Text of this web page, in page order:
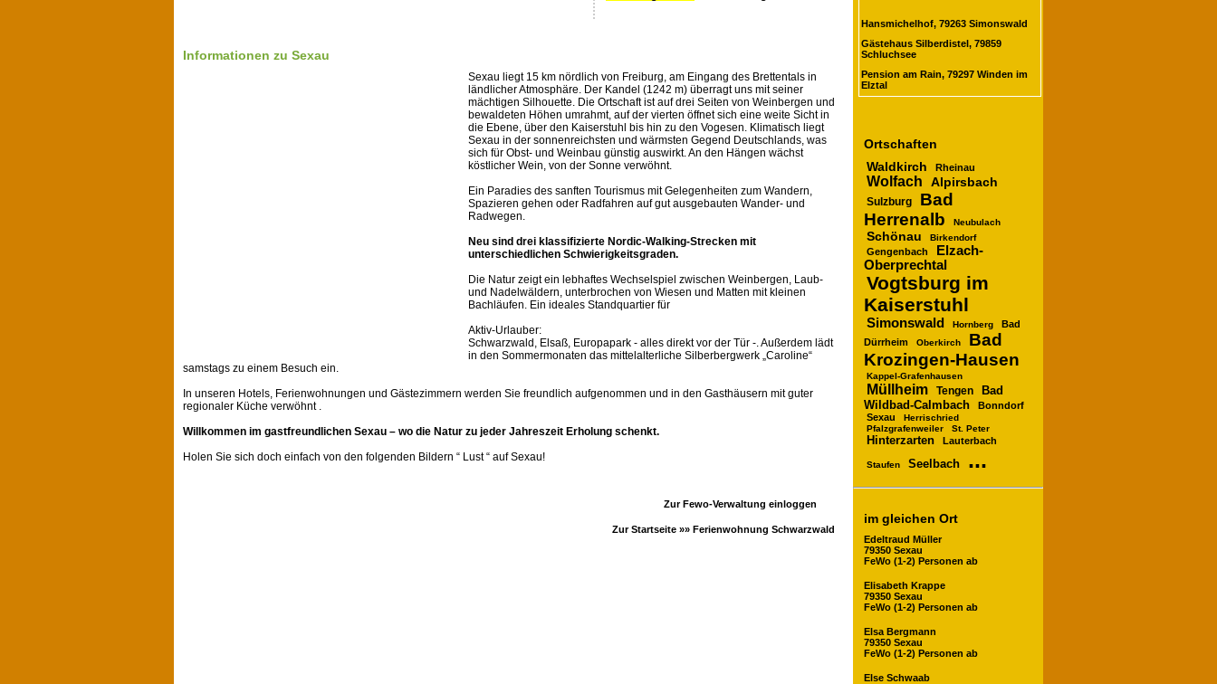
Informationen zu Sexau
Sexau liegt 15 km nördlich von Freiburg, am Eingang des Brettentals in
ländlicher Atmosphäre. Der Kandel (1242 m) überragt uns mit seiner
mächtigen Silhouette. Die Ortschaft ist auf drei Seiten von Weinbergen und
bewaldeten Höhen umrahmt, auf der vierten öffnet sich eine weite Sicht in
die Ebene, über den Kaiserstuhl bis hin zu den Vogesen. Klimatisch liegt
Sexau in der sonnenreichsten und wärmsten Gegend Deutschlands, was
sich für Obst- und Weinbau günstig auswirkt. An den Hängen wächst
köstlicher Wein, von der Sonne verwöhnt.
Ein Paradies des sanften Tourismus mit Gelegenheiten zum Wandern,
Spazieren gehen oder Radfahren auf gut ausgebauten Wander- und
Radwegen.
Neu sind drei klassifizierte Nordic-Walking-Strecken mit
unterschiedlichen Schwierigkeitsgraden.
Die Natur zeigt ein lebhaftes Wechselspiel zwischen Weinbergen, Laub-
und Nadelwäldern, unterbrochen von Wiesen und Matten mit kleinen
Bachläufen. Ein ideales Standquartier für
Aktiv-Urlauber:
Schwarzwald, Elsaß, Europapark - alles direkt vor der Tür -. Außerdem lädt
in den Sommermonaten das mittelalterliche Silberbergwerk „Caroline“
samstags zu einem Besuch ein.
In unseren Hotels, Ferienwohnungen und Gästezimmern werden Sie freundlich aufgenommen und in den Gasthäusern mit guter
regionaler Küche verwöhnt .
Willkommen im gastfreundlichen Sexau – wo die Natur zu jeder Jahreszeit Erholung schenkt.
Holen Sie sich doch einfach von den folgenden Bildern “ Lust “ auf Sexau!
Zur Fewo-Verwaltung einloggen
Zur Startseite »» Ferienwohnung Schwarzwald
Hansmichelhof, 79263 Simonswald
Gästehaus Silberdistel, 79859
Schluchsee
Pension am Rain, 79297 Winden im
Elztal
Ortschaften
Waldkirch Rheinau
Wolfach Alpirsbach
Sulzburg
Bad
Herrenalb
Neubulach
Schönau Birkendorf
Gengenbach
Elzach-
Oberprechtal
Vogtsburg im
Kaiserstuhl
Simonswald Hornberg
Bad
Dürrheim
Oberkirch
Bad
Krozingen-Hausen
Kappel-Grafenhausen
Müllheim Tengen
Bad
Wildbad-Calmbach
Bonndorf
Sexau
Herrischried
Pfalzgrafenweiler
St. Peter
Hinterzarten Lauterbach
Staufen Seelbach ...
im gleichen Ort
Edeltraud Müller
79350 Sexau
FeWo (1-2) Personen ab
Elisabeth Krappe
79350 Sexau
FeWo (1-2) Personen ab
Elsa Bergmann
79350 Sexau
FeWo (1-2) Personen ab
Else Schwaab